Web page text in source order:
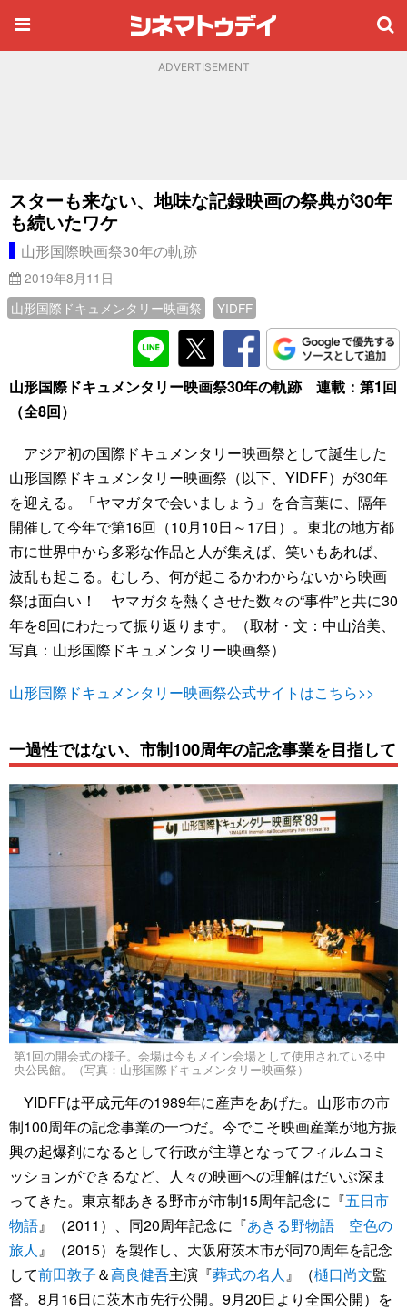
ADVERTISEMENT
スターも来ない、地味な記録映画の祭典が30年
も続いたワケ
山形国際映画祭30年の軌跡
2019年8月11日
山形国際ドキュメンタリー映画祭
YIDFF
山形国際ドキュメンタリー映画祭30年の軌跡 連載：第1回
（全8回）
アジア初の国際ドキュメンタリー映画祭として誕生した
山形国際ドキュメンタリー映画祭（以下、YIDFF）が30年
を迎える。「ヤマガタで会いましょう」を合言葉に、隔年
開催して今年で第16回（10月10日～17日）。東北の地方都
市に世界中から多彩な作品と人が集えば、笑いもあれば、
波乱も起こる。むしろ、何が起こるかわからないから映画
祭は面白い！ ヤマガタを熱くさせた数々の“事件”と共に30
年を8回にわたって振り返ります。（取材・文：中山治美、
写真：山形国際ドキュメンタリー映画祭）
山形国際ドキュメンタリー映画祭公式サイトはこちら>>
一過性ではない、市制100周年の記念事業を目指して
第1回の開会式の様子。会場は今もメイン会場として使用されている中
央公民館。（写真：山形国際ドキュメンタリー映画祭）
YIDFFは平成元年の1989年に産声をあげた。山形市の市
制100周年の記念事業の一つだ。今でこそ映画産業が地方振
興の起爆剤になるとして行政が主導となってフィルムコミ
ッションができるなど、人々の映画への理解はだいぶ深ま
ってきた。東京都あきる野市が市制15周年記念に『五日市
物語』（2011）、同20周年記念に『あきる野物語 空色の
旅人』（2015）を製作し、大阪府茨木市が同70周年を記念
して前田敦子＆高良健吾主演『葬式の名人』（樋口尚文監
督。8月16日に茨木市先行公開。9月20日より全国公開）を